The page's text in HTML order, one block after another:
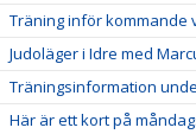
Träning inför kommande
Judoläger i Idre med
Träningsinformation
Här är ett kort på